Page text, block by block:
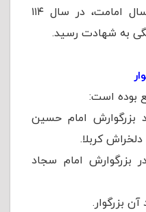
امامت رسید و پس از ۱۹ سال امامت، در سال ۱۱۴
بوده است:
بزرگوارش امام حسین
کربلا.
بزرگوارش امام سجاد
بزرگوار.